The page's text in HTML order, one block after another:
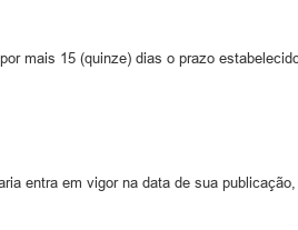
mais 15 (quinze) dias o prazo
entra em vigor na data de sua